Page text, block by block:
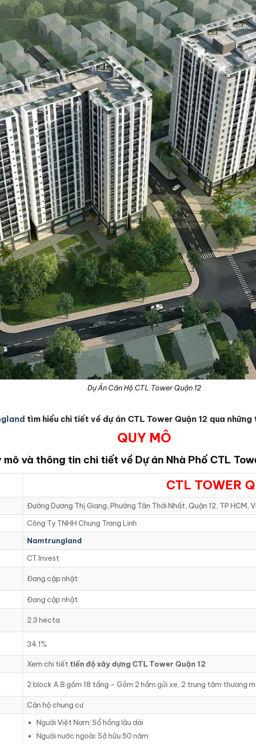
Dự Án Căn Hộ CTL Tower Quận 12
tìm hiểu chi tiết về dự án CTL Tower Quận 12 qua
QUY MÔ
mô và thông tin chi tiết về Dự án Nhà Phố CTL
CTL TOWER
Đường Dương Thị Giang, Phường Tân Thới Nhất, Quận 12, TP HCM,
Công Ty TNHH Chung Trang Linh
Namtrungland
CT Invest
Đang cập nhật
Đang cập nhật
2.3 hecta
34.1%
Xem chi tiết tiến độ xây dựng CTL Tower Quận 12
2 block A B gồm 18 tầng – Gồm 2 hầm gửi xe, 2 trung tâm thương
Căn hộ chung cư
Người Việt Nam: Sổ hồng lâu dài
Người nước ngoài: Sở hữu 50 năm